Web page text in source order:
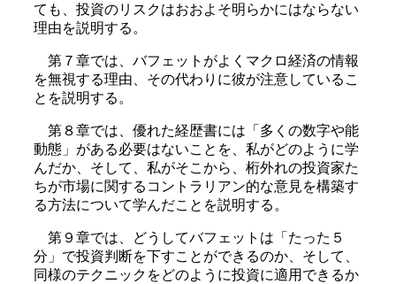
ても、投資のリスクはおおよそ明らかにはならない
理由を説明する。
第７章では、バフェットがよくマクロ経済の情報
を無視する理由、その代わりに彼が注意しているこ
とを説明する。
第８章では、優れた経歴書には「多くの数字や能
動態」がある必要はないことを、私がどのように学
んだか、そして、私がそこから、桁外れの投資家た
ちが市場に関するコントラリアン的な意見を構築す
る方法について学んだことを説明する。
第９章では、どうしてバフェットは「たった５
分」で投資判断を下すことができるのか、そして、
同様のテクニックをどのように投資に適用できるか